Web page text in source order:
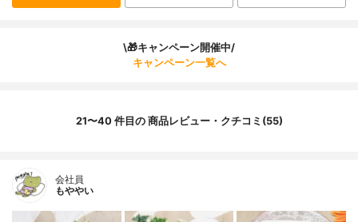
\🎁キャンペーン開催中/
キャンペーン一覧へ
21〜40 件目の 商品レビュー・クチコミ(55)
会社員
もややい